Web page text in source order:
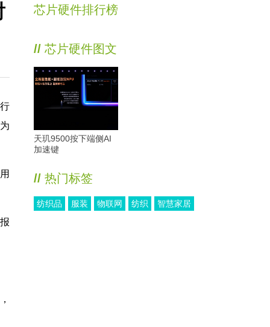
芯片硬件排行榜
// 芯片硬件图文
天玑9500按下端侧AI
加速键
// 热门标签
纺织品 服装 物联网 纺织 智慧家居